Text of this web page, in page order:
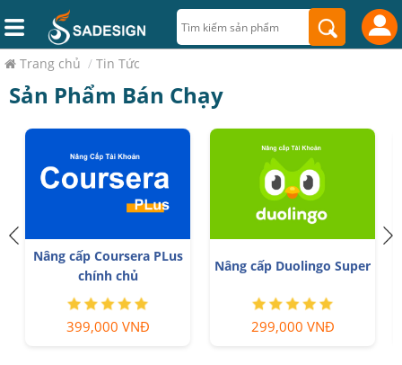
Trang chủ / Tin Tức
Sản Phẩm Bán Chạy
Nâng cấp Coursera PLus
chính chủ
399,000 VNĐ
Nâng cấp Duolingo Super
299,000 VNĐ